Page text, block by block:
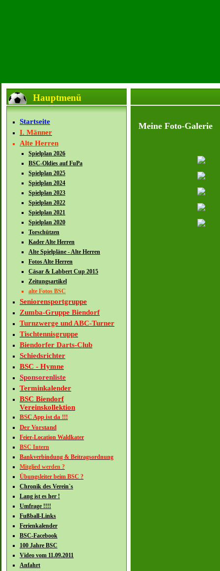
Hauptmenü
Startseite
I. Männer
Alte Herren
Spielplan 2026
BSC-Oldies auf FuPa
Spielplan 2025
Spielplan 2024
Spielplan 2023
Spielplan 2022
Spielplan 2021
Spielplan 2020
Torschützen
Kader Alte Herren
Alte Spielpläne - Alte Herren
Fotos Alte Herren
Cäsar & Labbert Cup 2015
Zeitungsartikel
alte Fotos BSC
Seniorensportgruppe
Zumba-Gruppe Biendorf
Turnzwerge und ABC-Turner
Tischtennisgruppe
Biendorfer Darts-Club
Schiedsrichter
BSC - Hymne
Sponsorenliste
Terminkalender
BSC Biendorf
Vereinskollektion
BSC App ist da !!!
Der Vorstand
Feier-Location Waldkater
BSC Intern
Bankverbindung & Beitragsordnung
Mitglied werden ?
Übungsleiter beim BSC ?
Chronik des Verein`s
Lang ist es her !
Umfrage !!!!
Fußball-Links
Ferienkalender
BSC-Facebook
100 Jahre BSC
Video vom 11.09.2011
Anfahrt
Meine Foto-Galerie